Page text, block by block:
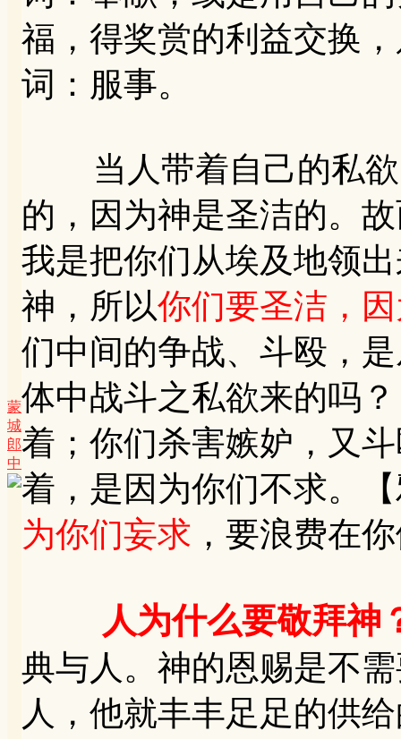
蒙
城
郎
中
福，得奖赏的利益交换
词：服事。
当人带着自己的私欲
的，因为神是圣洁的。
我是把你们从埃及地领
神，所以你们要圣洁，
们中间的争战、斗殴，
体中战斗之私欲来的吗
着；你们杀害嫉妒，又
着，是因为你们不求。
为你们妄求 ，要浪费在
人为什么要敬拜神
典与人。神的恩赐是不
人，他就丰丰足足的供